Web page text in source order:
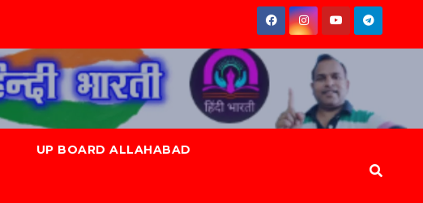
UP BOARD ALLAHABAD